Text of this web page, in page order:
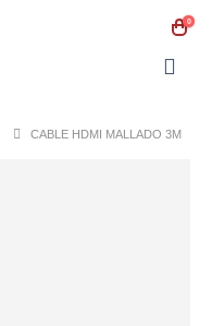
0
CABLE HDMI MALLADO 3M